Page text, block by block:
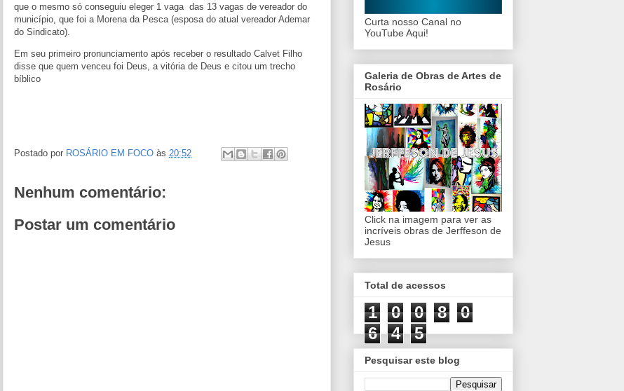
que o mesmo só conseguiu eleger 1 vaga das 13 vagas de vereador do
município, que foi a Morena da Pesca (esposa do atual vereador Ademar
do Sindicato).
Em seu primeiro pronunciamento após receber o resultado Calvet Filho
disse que quem venceu foi Deus, a vitória de Deus e citou um trecho
bíblico
Postado por ROSÁRIO EM FOCO às 20:52
Nenhum comentário:
Postar um comentário
Curta nosso Canal no
YouTube Aqui!
Galeria de Obras de Artes de
Rosário
Click na imagem para ver as
incríveis obras de Jerffeson de
Jesus
Total de acessos
1 0 0 8
0
6
4 5
Pesquisar este blog